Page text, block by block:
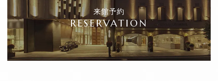
来館予約
RESERVATION